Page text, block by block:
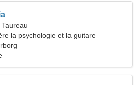
la psychologie et la guitare